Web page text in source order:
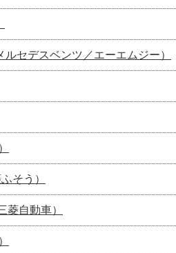
セデスベンツ／エーエムジー）
そう）
菱自動車）